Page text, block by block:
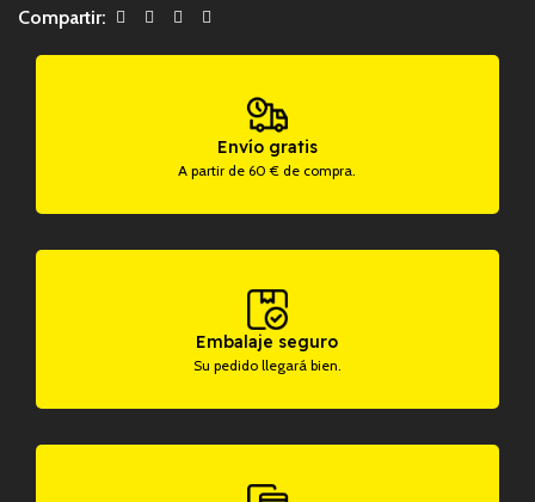
Compartir:
Envío gratis
A partir de 60 € de compra.
Embalaje seguro
Su pedido llegará bien.